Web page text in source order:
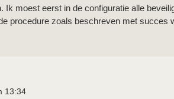
Ik moest eerst in de configuratie alle
procedure zoals beschreven met succes
13:34